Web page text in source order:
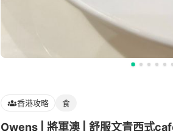
香港攻略 食
Owens | 將軍澳 | 舒服文青西式